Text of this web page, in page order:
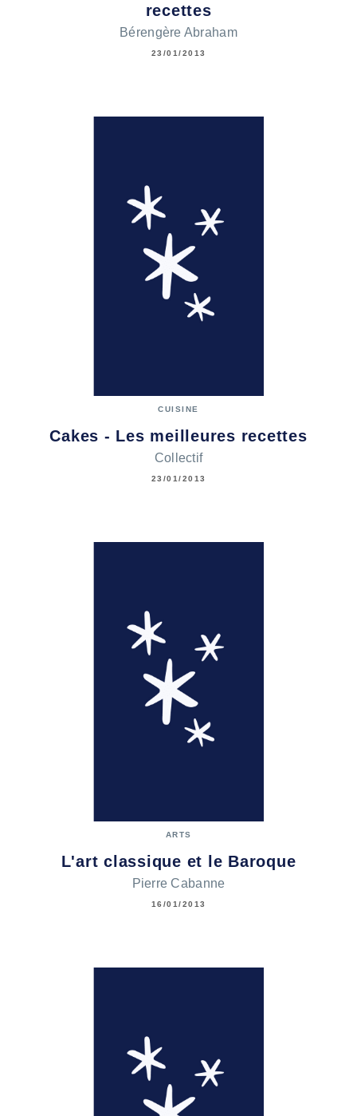
recettes
Bérengère Abraham
23/01/2013
CUISINE
Cakes - Les meilleures recettes
Collectif
23/01/2013
ARTS
L'art classique et le Baroque
Pierre Cabanne
16/01/2013